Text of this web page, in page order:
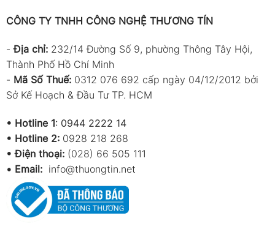
CÔNG TY TNHH CÔNG NGHỆ THƯƠNG TÍN
-Địa chỉ: 232/14 Đường Số 9, phường Thông Tây Hội,
Thành Phố Hồ Chí Minh
- Mã Số Thuế: 0312 076 692 cấp ngày 04/12/2012 bởi
Sở Kế Hoạch & Đầu Tư TP. HCM
• Hotline 1: 0944 2222 14
• Hotline 2: 0928 218 268
• Điện thoại: (028) 66 505 111
• Email: info@thuongtin.net